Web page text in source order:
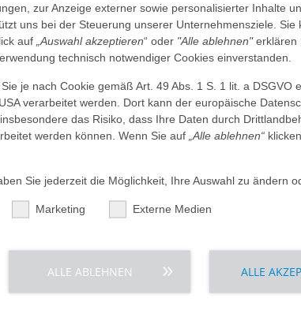
Weitere interessante Artikel
zur Anzeige externer sowie personalisierter Inhalte
uns bei der Steuerung unserer Unternehmensziele. Sie
auf „Auswahl akzeptieren“ oder "Alle ablehnen"erklären
technisch notwendiger Cookies einverstanden.
je nach Cookie gemäß Art. 49 Abs. 1 S. 1 lit. a DSGVO
verarbeitet werden. Dort kann der europäische
das Risiko, dass Ihre Daten durch
werden können. Wenn Sie auf „Alle ablehnen“
Sie jederzeit die Möglichkeit, Ihre Auswahl zu ändern
Marketing Externe Medien
ALLE ABLEHNEN ALLE